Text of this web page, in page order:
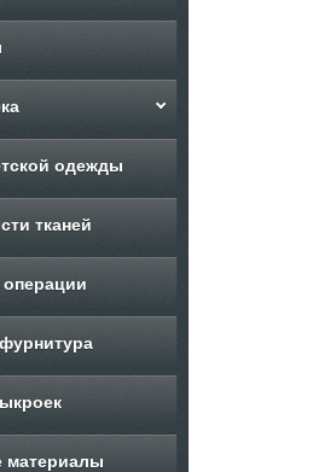
одежды
тканей
материалы